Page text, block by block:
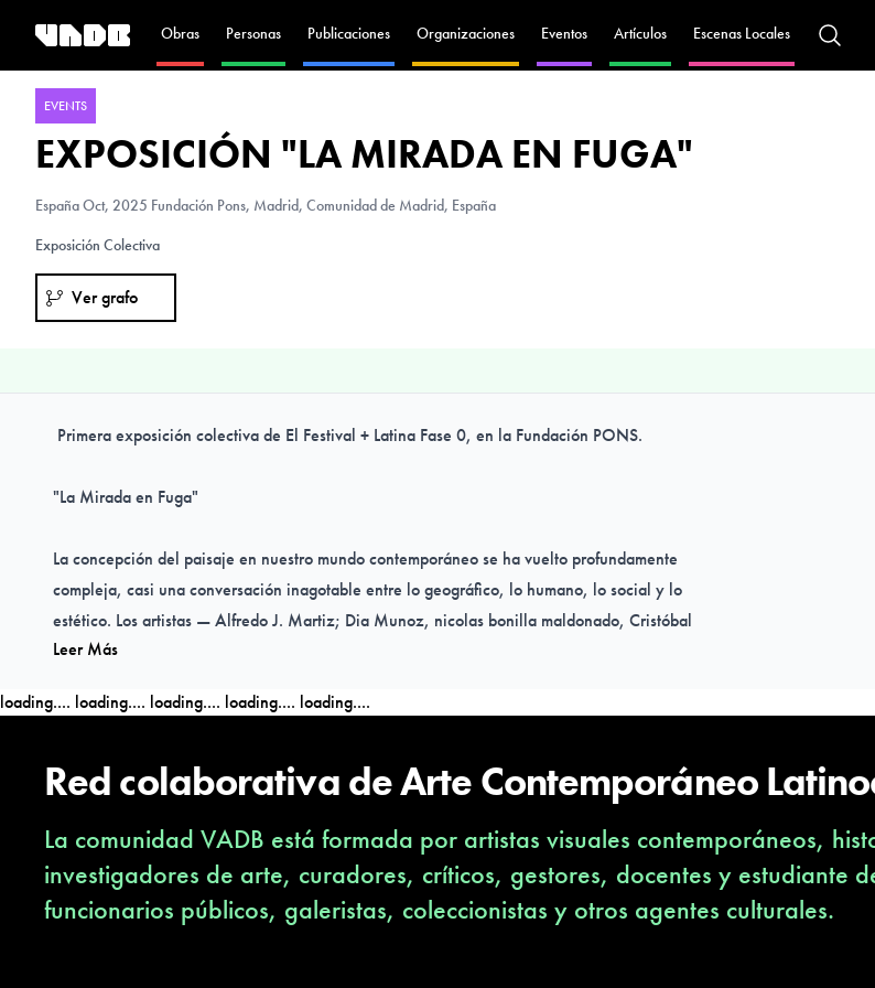
Obras Personas Publicaciones Organizaciones Eventos Artículos Escenas Locales
EVENTS
EXPOSICIÓN "LA MIRADA EN FUGA"
EspañaOct, 2025 Fundación Pons, Madrid, Comunidad de Madrid, España
Exposición Colectiva
Ver grafo
Primera exposición colectiva de El Festival + Latina Fase 0, en la Fundación PONS.
"La Mirada en Fuga"
La concepción del paisaje en nuestro mundo contemporáneo se ha vuelto profundamente
compleja, casi una conversación inagotable entre lo geográfico, lo humano, lo social y lo
estético. Los artistas — Alfredo J. Martiz; Dia Munoz, nicolas bonilla maldonado, Cristóbal
Ascensio, Solange Contreras, Freisy González Portales, Felipe Lavín, Fernanda Del Barrio
culturas e identidades mestizas que atraviesan nuestro tiempo —especialmente en
históricamente disputada, desplazada y reconfigurada— elaboran desde ahí sus propios
patrones visuales y singularidades representacionales, transformando el espacio que
habitamos.
Lo humano, lo natural y lo territorial se entrelazan en este proyecto, tejiendo un discurso
que nos invita a relacionarnos con distintas espacialidades; porque todas las historias
Leer Más
loading.... loading.... loading.... loading.... loading....
Red colaborativa de Arte Contemporáneo
La comunidad VADB está formada por artistas visuales contemporáneos,
investigadores de arte, curadores, críticos, gestores, docentes y estudiante
funcionarios públicos, galeristas, coleccionistas y otros agentes culturales.